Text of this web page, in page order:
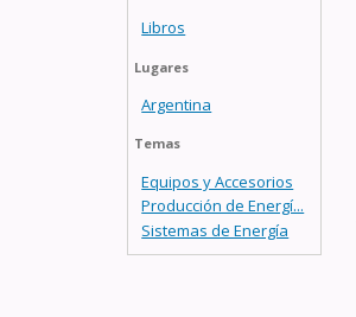
Libros
Lugares
Argentina
Temas
Equipos y Accesorios
Producción de Energí...
Sistemas de Energía